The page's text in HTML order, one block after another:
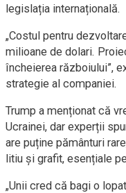
legislația internațională.
„Costul pentru
milioane de dolari.
încheierea războiului”,
strategie al companiei.
Trump a menționat că
Ucrainei, dar experții
are puține pământuri
litiu și grafit, esențiale
„Unii cred că bagi o